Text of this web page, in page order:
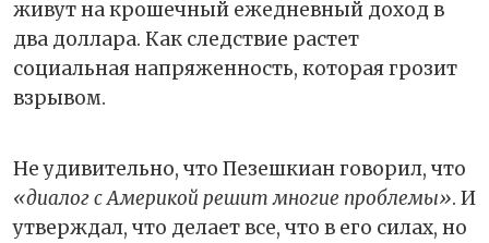
живут на крошечный ежедневный доход в
два доллара. Как следствие растет
социальная напряженность, которая грозит
взрывом.
Не удивительно, что Пезешкиан говорил, что
«диалог с Америкой решит многие проблемы». И
утверждал, что делает все, что в его силах, но